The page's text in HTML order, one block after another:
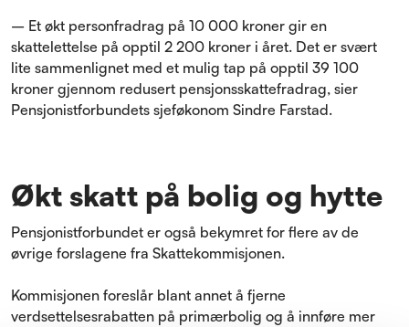
– Et økt personfradrag på 10 000 kroner gir en
skattelettelse på opptil 2 200 kroner i året. Det er svært
lite sammenlignet med et mulig tap på opptil 39 100
kroner gjennom redusert pensjonsskattefradrag, sier
Pensjonistforbundets sjeføkonom Sindre Farstad.
Økt skatt på bolig og hytte
Pensjonistforbundet er også bekymret for flere av de
øvrige forslagene fra Skattekommisjonen.
Kommisjonen foreslår blant annet å fjerne
verdsettelsesrabatten på primærbolig og å innføre mer